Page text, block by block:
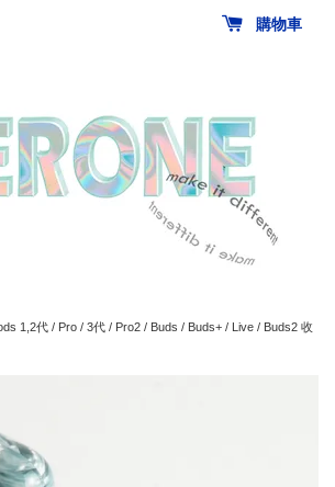
購物車
1,2代 / Pro / 3代 / Pro2 / Buds / Buds+ / Live / Buds2 收